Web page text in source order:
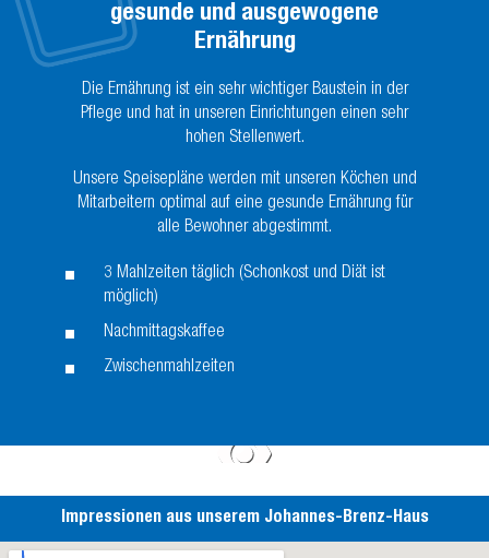
gesunde und ausgewogene
Ernährung
Die Ernährung ist ein sehr wichtiger Baustein in der
Pflege und hat in unseren Einrichtungen einen sehr
hohen Stellenwert.
Unsere Speisepläne werden mit unseren Köchen und
Mitarbeitern optimal auf eine gesunde Ernährung für
alle Bewohner abgestimmt.
3 Mahlzeiten täglich (Schonkost und Diät ist
möglich)
Nachmittagskaffee
Zwischenmahlzeiten
Impressionen aus unserem Johannes-Brenz-Haus